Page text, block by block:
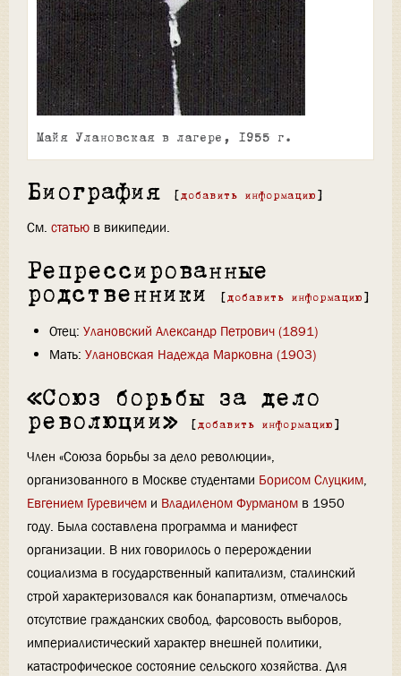
Майя Улановская в лагере, 1955 г.
Биография [ добавить информацию ]
См. статью в википедии.
Репрессированные
родственники
[ добавить информацию ]
Отец: Улановский Александр Петрович (1891)
Мать: Улановская Надежда Марковна (1903)
«Союз борьбы за дело
революции»
[ добавить информацию ]
Член «Союза борьбы за дело революции»,
организованного в Москве студентами Борисом Слуцким,
Евгением Гуревичем и Владиленом Фурманом в 1950
году. Была составлена программа и манифест
организации. В них говорилось о перерождении
социализма в государственный капитализм, сталинский
строй характеризовался как бонапартизм, отмечалось
отсутствие гражданских свобод, фарсовость выборов,
империалистический характер внешней политики,
катастрофическое состояние сельского хозяйства. Для